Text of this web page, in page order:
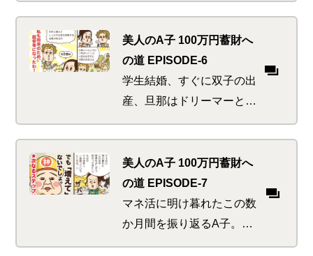
子。大いに満喫の後、実は
裏本命とも言える屋台食べ
歩きにでかけて起こる悲劇
とは
美人のA子 100万円蓄財へ
の道 EPISODE-6
学生結婚、すぐに双子の出
産、旦那はドリーマーとい
う旧友を訪ねたA子。けっ
こう生活が厳しいのではな
いかとウワサだったが、ど
っこい母は強しを思い知る
美人のA子 100万円蓄財へ
の道 EPISODE-7
マネ活に明け暮れたこの数
か月間を振り返るA子。節
約や貯金にいそしみ、我な